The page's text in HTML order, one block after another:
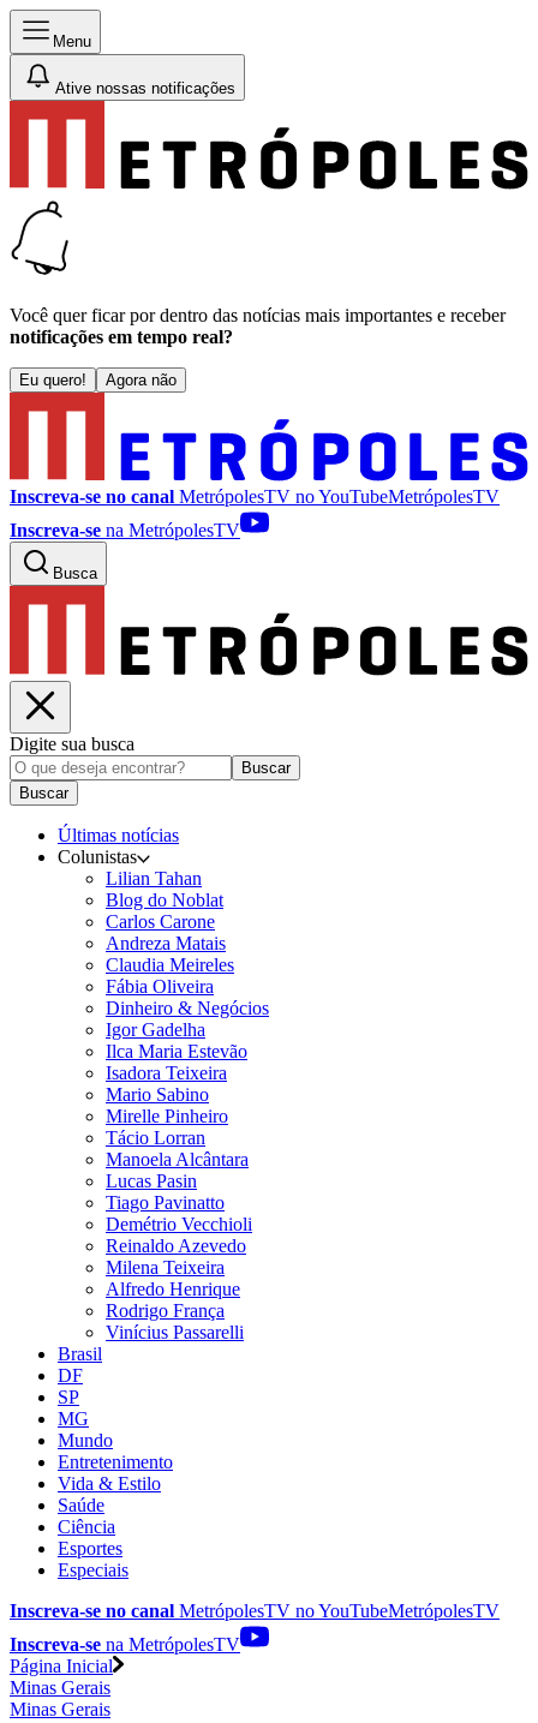
Menu
Ative nossas notificações
Você quer ficar por dentro das notícias mais importantes e receber
notificações em tempo real?
Eu quero! Agora não
Inscreva-se no canal MetrópolesTV noYouTubeMetrópolesTV
Inscreva-se na MetrópolesTV
Busca
Digite sua busca
Buscar
Buscar
Últimas notícias
Colunistas
Lilian Tahan
Blog do Noblat
Carlos Carone
Andreza Matais
Claudia Meireles
Fábia Oliveira
Dinheiro & Negócios
Igor Gadelha
Ilca Maria Estevão
Isadora Teixeira
Mario Sabino
Mirelle Pinheiro
Tácio Lorran
Manoela Alcântara
Lucas Pasin
Tiago Pavinatto
Demétrio Vecchioli
Reinaldo Azevedo
Milena Teixeira
Alfredo Henrique
Rodrigo França
Vinícius Passarelli
Brasil
DF
SP
MG
Mundo
Entretenimento
Vida & Estilo
Saúde
Ciência
Esportes
Especiais
Inscreva-se no canal MetrópolesTV noYouTubeMetrópolesTV
Inscreva-se na MetrópolesTV
Página Inicial
Minas Gerais
Minas Gerais